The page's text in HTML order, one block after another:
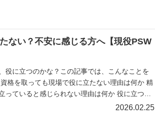
ない？不安に感じる方へ【現役PSW
役に立つのかな？この記事では、こんなことを
格を取っても現場で役に立たない理由は何か 精
っていると感じられない理由は何か 役に立つ精
2026.02.25